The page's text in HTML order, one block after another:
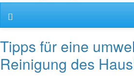
Tipps für eine
Reinigung des